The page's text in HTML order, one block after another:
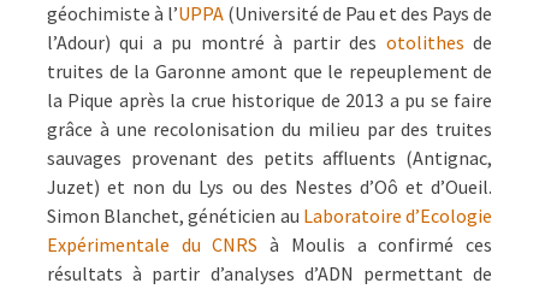
géochimiste à l’UPPA (Université de Pau et des Pays de
l’Adour) qui a pu montré à partir des otolithes de
truites de la Garonne amont que le repeuplement de
la Pique après la crue historique de 2013 a pu se faire
grâce à une recolonisation du milieu par des truites
sauvages provenant des petits affluents (Antignac,
Juzet) et non du Lys ou des Nestes d’Oô et d’Oueil.
Simon Blanchet, généticien au Laboratoire d’Ecologie
Expérimentale du CNRS à Moulis a confirmé ces
résultats à partir d’analyses d’ADN permettant de